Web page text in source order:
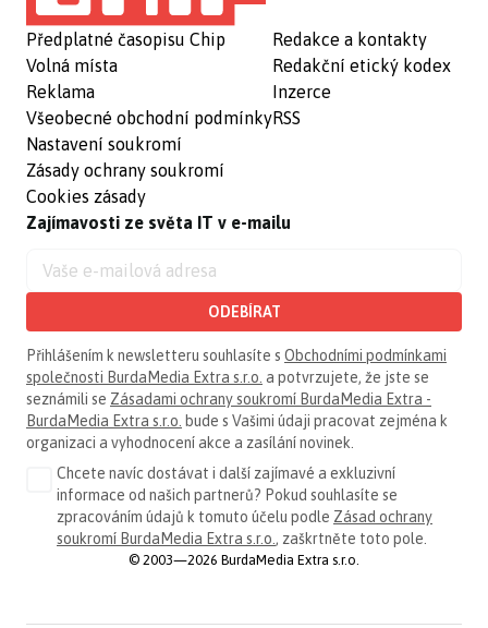
Předplatné časopisu Chip
Volná místa
Reklama
Všeobecné obchodní podmínky
Nastavení soukromí
Zásady ochrany soukromí
Cookies zásady
Redakce a kontakty
Redakční etický kodex
Inzerce
RSS
Zajímavosti ze světa IT v e-mailu
ODEBÍRAT
Přihlášením k newsletteru souhlasíte s Obchodními podmínkami
společnosti BurdaMedia Extra s.r.o. a potvrzujete, že jste se
seznámili se Zásadami ochrany soukromí BurdaMedia Extra -
BurdaMedia Extra s.r.o. bude s Vašimi údaji pracovat zejména k
organizaci a vyhodnocení akce a zasílání novinek.
Chcete navíc dostávat i další zajímavé a exkluzivní
informace od našich partnerů? Pokud souhlasíte se
zpracováním údajů k tomuto účelu podle Zásad ochrany
soukromí BurdaMedia Extra s.r.o. , zaškrtněte toto pole.
© 2003—2026 BurdaMedia Extra s.r.o.